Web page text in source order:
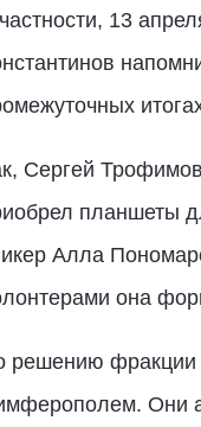
13
Сергей
планшеты
Алла
она
решению фракции
Они